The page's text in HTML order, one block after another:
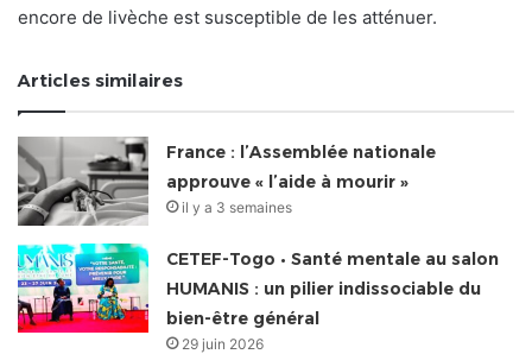
encore de livèche est susceptible de les atténuer.
Articles similaires
France : l’Assemblée nationale
approuve « l’aide à mourir »
il y a 3 semaines
CETEF-Togo • Santé mentale au salon
HUMANIS : un pilier indissociable du
bien-être général
29 juin 2026